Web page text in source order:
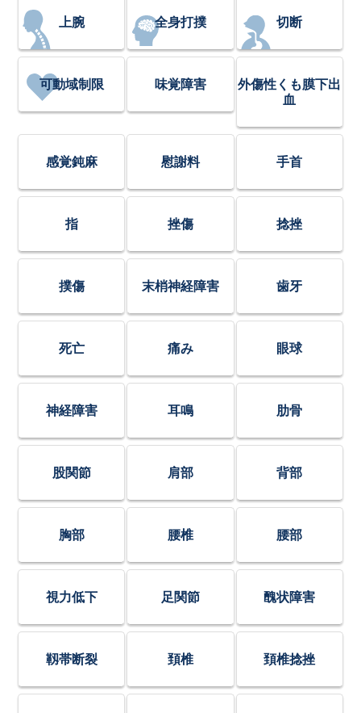
上腕 全身打撲 切断
可動域制限 味覚障害
外傷性くも膜下出
血
感覚鈍麻 慰謝料 手首
指 挫傷 捻挫
撲傷 末梢神経障害 歯牙
死亡 痛み 眼球
神経障害 耳鳴 肋骨
股関節 肩部 背部
胸部 腰椎 腰部
視力低下 足関節 醜状障害
靱帯断裂 頚椎 頚椎捻挫